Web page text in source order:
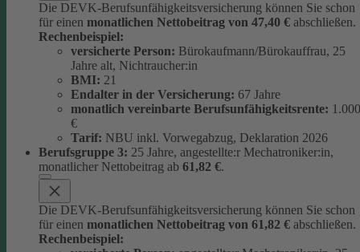
Die DEVK-Berufsunfähigkeitsversicherung können Sie schon
für einen monatlichen Nettobeitrag von 47,40 € abschließen.
Rechenbeispiel:
versicherte Person: Bürokaufmann/Bürokauffrau, 25
Jahre alt, Nichtraucher:in
BMI: 21
Endalter in der Versicherung: 67 Jahre
monatlich vereinbarte Berufsunfähigkeitsrente: 1.000
€
Tarif: NBU inkl. Vorwegabzug, Deklaration 2026
Berufsgruppe 3: 25 Jahre, angestellte:r Mechatroniker:in,
monatlicher Nettobeitrag ab 61,82 €.
Die DEVK-Berufsunfähigkeitsversicherung können Sie schon
für einen monatlichen Nettobeitrag von 61,82 € abschließen.
Rechenbeispiel: